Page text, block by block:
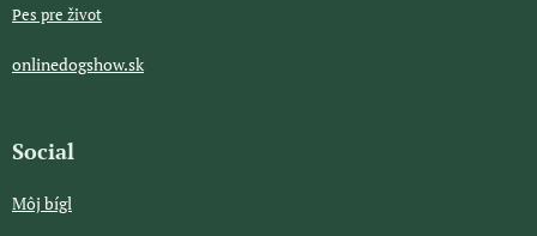
Pes pre život
onlinedogshow.sk
Social
Môj bígl